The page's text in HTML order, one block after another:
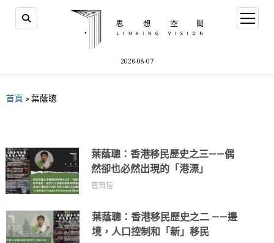
2026-08-07
首頁 >葉蔭聰
葉蔭聰：香港移民歷史之三——偶
然卻也必然出現的「港漂」
曹育愷
葉蔭聰：香港移民歷史之二 ——邊
境，人口控制和「新」移民